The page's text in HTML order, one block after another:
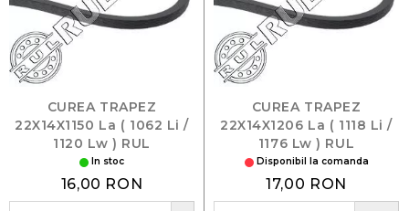
CUREA TRAPEZ
22X14X1150 La ( 1062 Li /
1120 Lw ) RUL
In stoc
16,00 RON
CUREA TRAPEZ
22X14X1206 La ( 1118 Li /
1176 Lw ) RUL
Disponibil la comanda
17,00 RON